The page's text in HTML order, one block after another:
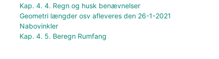
Kap. 4. 4. Regn og husk benævnelser
Geometri længder osv afleveres den 26-1-2021
Nabovinkler
Kap. 4. 5. Beregn Rumfang